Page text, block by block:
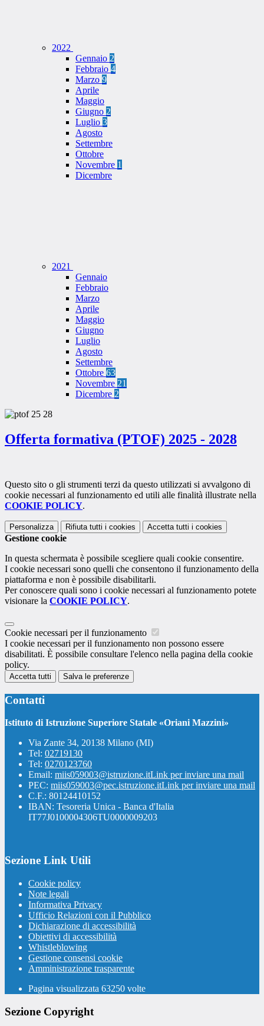
2022
Gennaio 2
Febbraio 4
Marzo 9
Aprile
Maggio
Giugno 2
Luglio 3
Agosto
Settembre
Ottobre
Novembre 1
Dicembre
2021
Gennaio
Febbraio
Marzo
Aprile
Maggio
Giugno
Luglio
Agosto
Settembre
Ottobre 63
Novembre 21
Dicembre 2
Offerta formativa (PTOF) 2025 - 2028
Questo sito o gli strumenti terzi da questo utilizzati si avvalgono di
cookie necessari al funzionamento ed utili alle finalità illustrate nella
COOKIE POLICY.
Personalizza Rifiuta tutti i cookies Accetta tutti i cookies
Gestione cookie
In questa schermata è possibile scegliere quali cookie consentire.
I cookie necessari sono quelli che consentono il funzionamento della
piattaforma e non è possibile disabilitarli.
Per conoscere quali sono i cookie necessari al funzionamento potete
visionare la COOKIE POLICY.
Cookie necessari per il funzionamento
I cookie necessari per il funzionamento non possono essere
disabilitati. È possibile consultare l'elenco nella pagina della cookie
policy.
Accetta tutti Salva le preferenze
Contatti
Istituto di Istruzione Superiore Statale «Oriani Mazzini»
Via Zante 34, 20138 Milano (MI)
Tel: 02719130
Tel: 0270123760
Email: miis059003@istruzione.itLink per inviare una mail
PEC: miis059003@pec.istruzione.itLink per inviare una mail
C.F.: 80124410152
IBAN: Tesoreria Unica - Banca d'Italia
IT77J0100004306TU0000009203
Sezione Link Utili
Cookie policy
Note legali
Informativa Privacy
Ufficio Relazioni con il Pubblico
Dichiarazione di accessibilità
Obiettivi di accessibilità
Whistleblowing
Gestione consensi cookie
Amministrazione trasparente
Pagina visualizzata 63250 volte
Sezione Copyright